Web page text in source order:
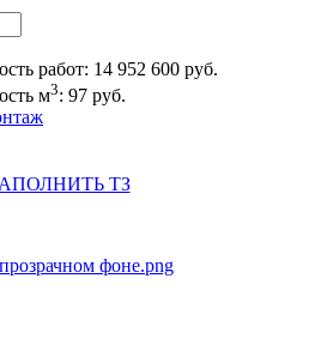
работ: 14 952 600 руб.
м3: 97 руб.
ТЗ